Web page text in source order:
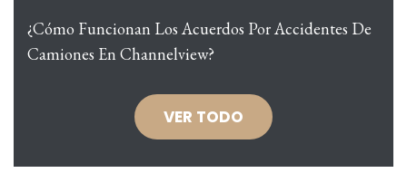
¿Cómo Funcionan Los Acuerdos Por Accidentes De
Camiones En Channelview?
VER TODO